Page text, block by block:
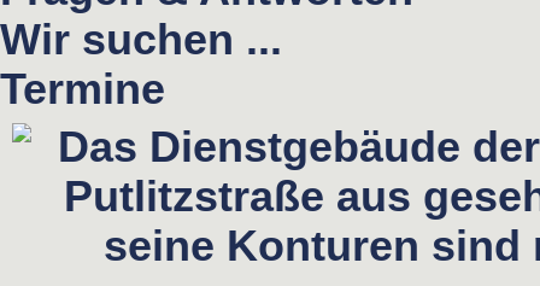
Wir suchen ...
Termine